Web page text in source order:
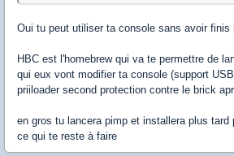
Oui tu peut utiliser ta console sans avoir finis
HBC est l'homebrew qui va te permettre de
qui eux vont modifier ta console (support
priiloader second protection contre le brick
en gros tu lancera pimp et installera plus tard
ce qui te reste à faire